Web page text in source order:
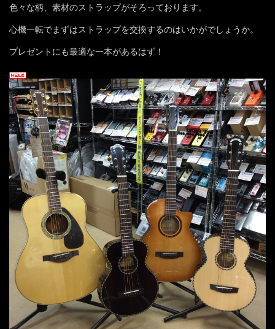
色々な柄、素材のストラップがそろっております。
心機一転でまずはストラップを交換するのはいかがでしょうか。
プレゼントにも最適な一本があるはず！